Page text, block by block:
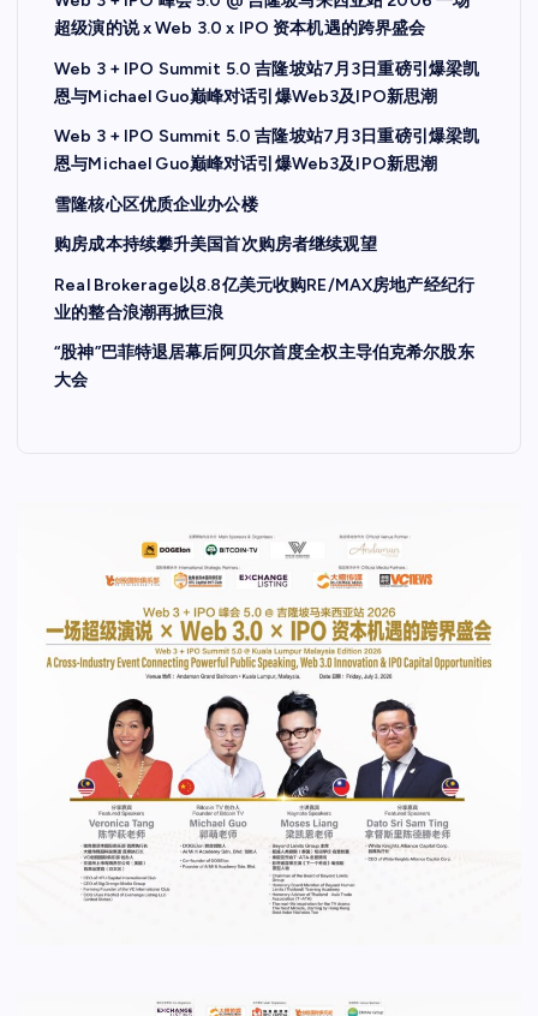
超级演的说 x Web 3.0 x IPO 资本机遇的跨界盛会
Web 3 + IPO Summit 5.0 吉隆坡站7月3日重磅引爆梁凯
恩与Michael Guo巅峰对话引爆Web3及IPO新思潮
Web 3 + IPO Summit 5.0 吉隆坡站7月3日重磅引爆梁凯
恩与Michael Guo巅峰对话引爆Web3及IPO新思潮
雪隆核心区优质企业办公楼
购房成本持续攀升美国首次购房者继续观望
Real Brokerage以8.8亿美元收购RE/MAX房地产经纪行
业的整合浪潮再掀巨浪
“股神”巴菲特退居幕后阿贝尔首度全权主导伯克希尔股东
大会